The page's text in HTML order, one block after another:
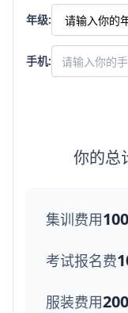
年级:
手机:
你的总
集训费用
考试报名费
服装费用